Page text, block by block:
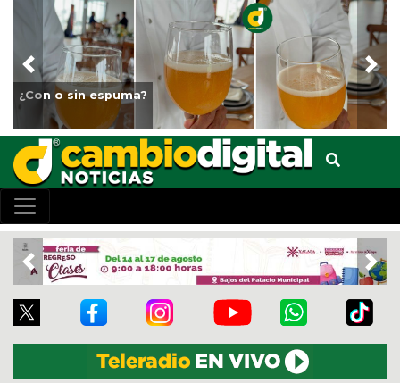
Fortalece Ayuntamiento de Veracruz el cuidado de
animales del Parque Miguel Ángel de Quevedo
Previous
Previous